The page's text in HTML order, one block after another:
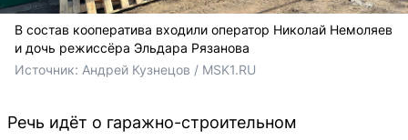
В состав кооператива входили оператор Николай Немоляев
и дочь режиссёра Эльдара Рязанова
Источник: Андрей Кузнецов / MSK1.RU
Речь идёт о гаражно-строительном